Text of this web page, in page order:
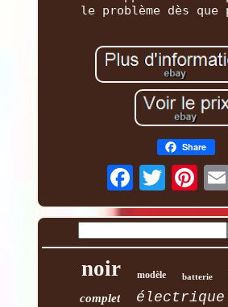
le problème dès que
Share
noir modèle batterie
complet électrique